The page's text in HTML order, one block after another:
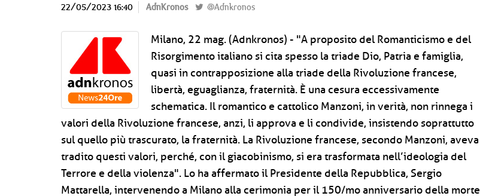
22/05/2023 16:40 AdnKronos @Adnkronos
Milano, 22 mag. (Adnkronos) - "A proposito del Romanticismo e del
Risorgimento italiano si cita spesso la triade Dio, Patria e famiglia,
quasi in contrapposizione alla triade della Rivoluzione francese,
libertà, eguaglianza, fraternità. È una cesura eccessivamente
schematica. Il romantico e cattolico Manzoni, in verità, non rinnega i
valori della Rivoluzione francese, anzi, li approva e li condivide, insistendo soprattutto
sul quello più trascurato, la fraternità. La Rivoluzione francese, secondo Manzoni, aveva
tradito questi valori, perché, con il giacobinismo, si era trasformata nell’ideologia del
Terrore e della violenza". Lo ha affermato il Presidente della Repubblica, Sergio
Mattarella, intervenendo a Milano alla cerimonia per il 150/mo anniversario della morte